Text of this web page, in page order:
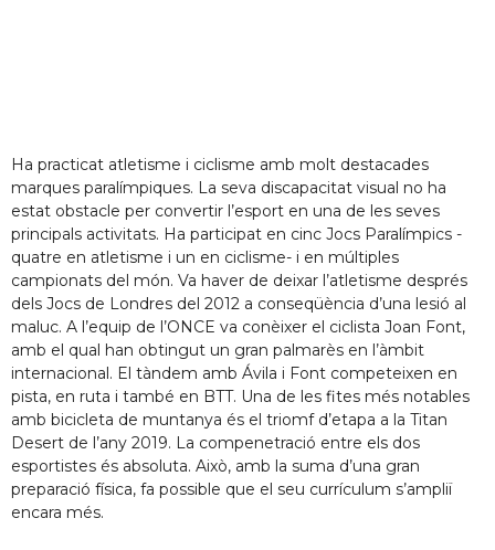
Ha practicat atletisme i ciclisme amb molt destacades
marques paralímpiques. La seva discapacitat visual no ha
estat obstacle per convertir l’esport en una de les seves
principals activitats. Ha participat en cinc Jocs Paralímpics -
quatre en atletisme i un en ciclisme- i en múltiples
campionats del món. Va haver de deixar l’atletisme després
dels Jocs de Londres del 2012 a conseqüència d’una lesió al
maluc. A l’equip de l’ONCE va conèixer el ciclista Joan Font,
amb el qual han obtingut un gran palmarès en l’àmbit
internacional. El tàndem amb Ávila i Font competeixen en
pista, en ruta i també en BTT. Una de les fites més notables
amb bicicleta de muntanya és el triomf d’etapa a la Titan
Desert de l’any 2019. La compenetració entre els dos
esportistes és absoluta. Això, amb la suma d’una gran
preparació física, fa possible que el seu currículum s’ampliï
encara més.